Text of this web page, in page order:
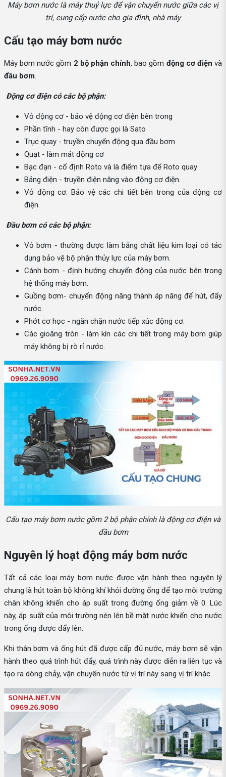
Máy bơm nước là máy thuỷ lực để vận chuyển nước giữa các vị
trí, cung cấp nước cho gia đình, nhà máy
Cấu tạo máy bơm nước
Máy bơm nước gồm 2 bộ phận chính, bao gồm động cơ điện và
đầu bơm
Động cơ điện có các bộ phận:
Vỏ động cơ - bảo vệ động cơ điện bên trong
Phần tĩnh - hay còn được gọi là Sato
Trục quay - truyền chuyển động qua đầu bơm
Quạt - làm mát động cơ
Bạc đạn - cố định Roto và là điểm tựa để Roto quay
Bảng điện - truyền điện năng vào động cơ điện.
Vỏ động cơ: Bảo vệ các chi tiết bên trong của động cơ
điện.
Đầu bơm có các bộ phận:
Vỏ bơm - thường được làm bằng chất liệu kim loại có tác
dụng bảo vệ bộ phận thủy lực của máy bơm.
Cánh bơm - định hướng chuyển động của nước bên trong
hệ thống máy bơm.
Guồng bơm- chuyển động năng thành áp năng để hút, đẩy
nước.
Phớt cơ học - ngăn chặn nước tiếp xúc động cơ.
Các gioăng tròn - làm kín các chi tiết trong máy bơm giúp
máy không bị rò rỉ nước.
Cấu tạo máy bơm nước gồm 2 bộ phận chính là động cơ điện và
đầu bơm
Nguyên lý hoạt động máy bơm nước
Tất cả các loại máy bơm nước được vận hành theo nguyên lý
chung là hút toàn bộ không khí khỏi đường ống để tạo môi trường
chân không khiến cho áp suất trong đường ống giảm về 0. Lúc
này, áp suất của môi trường nén lên bề mặt nước khiến cho nước
trong ống được đẩy lên.
Khi thân bơm và ống hút đã được cấp đủ nước, máy bơm sẽ vận
hành theo quá trình hút đẩy, quá trình này được diễn ra liên tục và
tạo ra dòng chảy, vận chuyển nước từ vị trí này sang vị trí khác.